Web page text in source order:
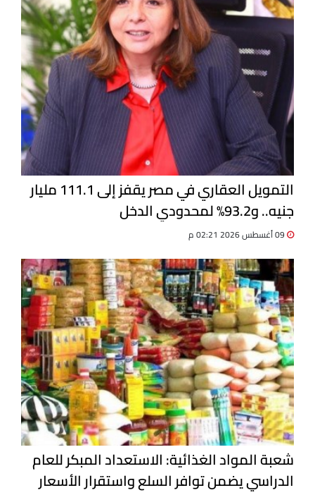
التمويل العقاري في مصر يقفز إلى 111.1 مليار
جنيه.. و93.2% لمحدودي الدخل
شعبة المواد الغذائية: الاستعداد المبكر للعام
الدراسي يضمن توافر السلع واستقرار الأسعار